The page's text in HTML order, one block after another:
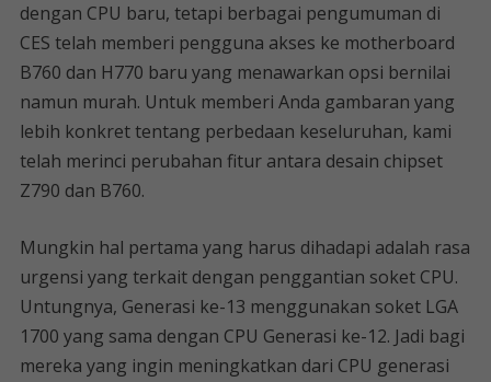
dengan CPU baru, tetapi berbagai pengumuman di
CES telah memberi pengguna akses ke motherboard
B760 dan H770 baru yang menawarkan opsi bernilai
namun murah. Untuk memberi Anda gambaran yang
lebih konkret tentang perbedaan keseluruhan, kami
telah merinci perubahan fitur antara desain chipset
Z790 dan B760.
Mungkin hal pertama yang harus dihadapi adalah rasa
urgensi yang terkait dengan penggantian soket CPU.
Untungnya, Generasi ke-13 menggunakan soket LGA
1700 yang sama dengan CPU Generasi ke-12. Jadi bagi
mereka yang ingin meningkatkan dari CPU generasi